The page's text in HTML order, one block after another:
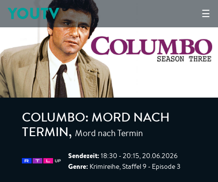
☰
YOUTV
COLUMBO: MORD NACH
TERMIN, Mord nach Termin
Sendezeit: 18:30 - 20:15, 20.06.2026
Genre: Krimireihe, Staffel 9 - Episode 3